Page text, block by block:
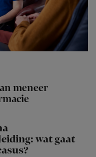
meneer
wat gaat